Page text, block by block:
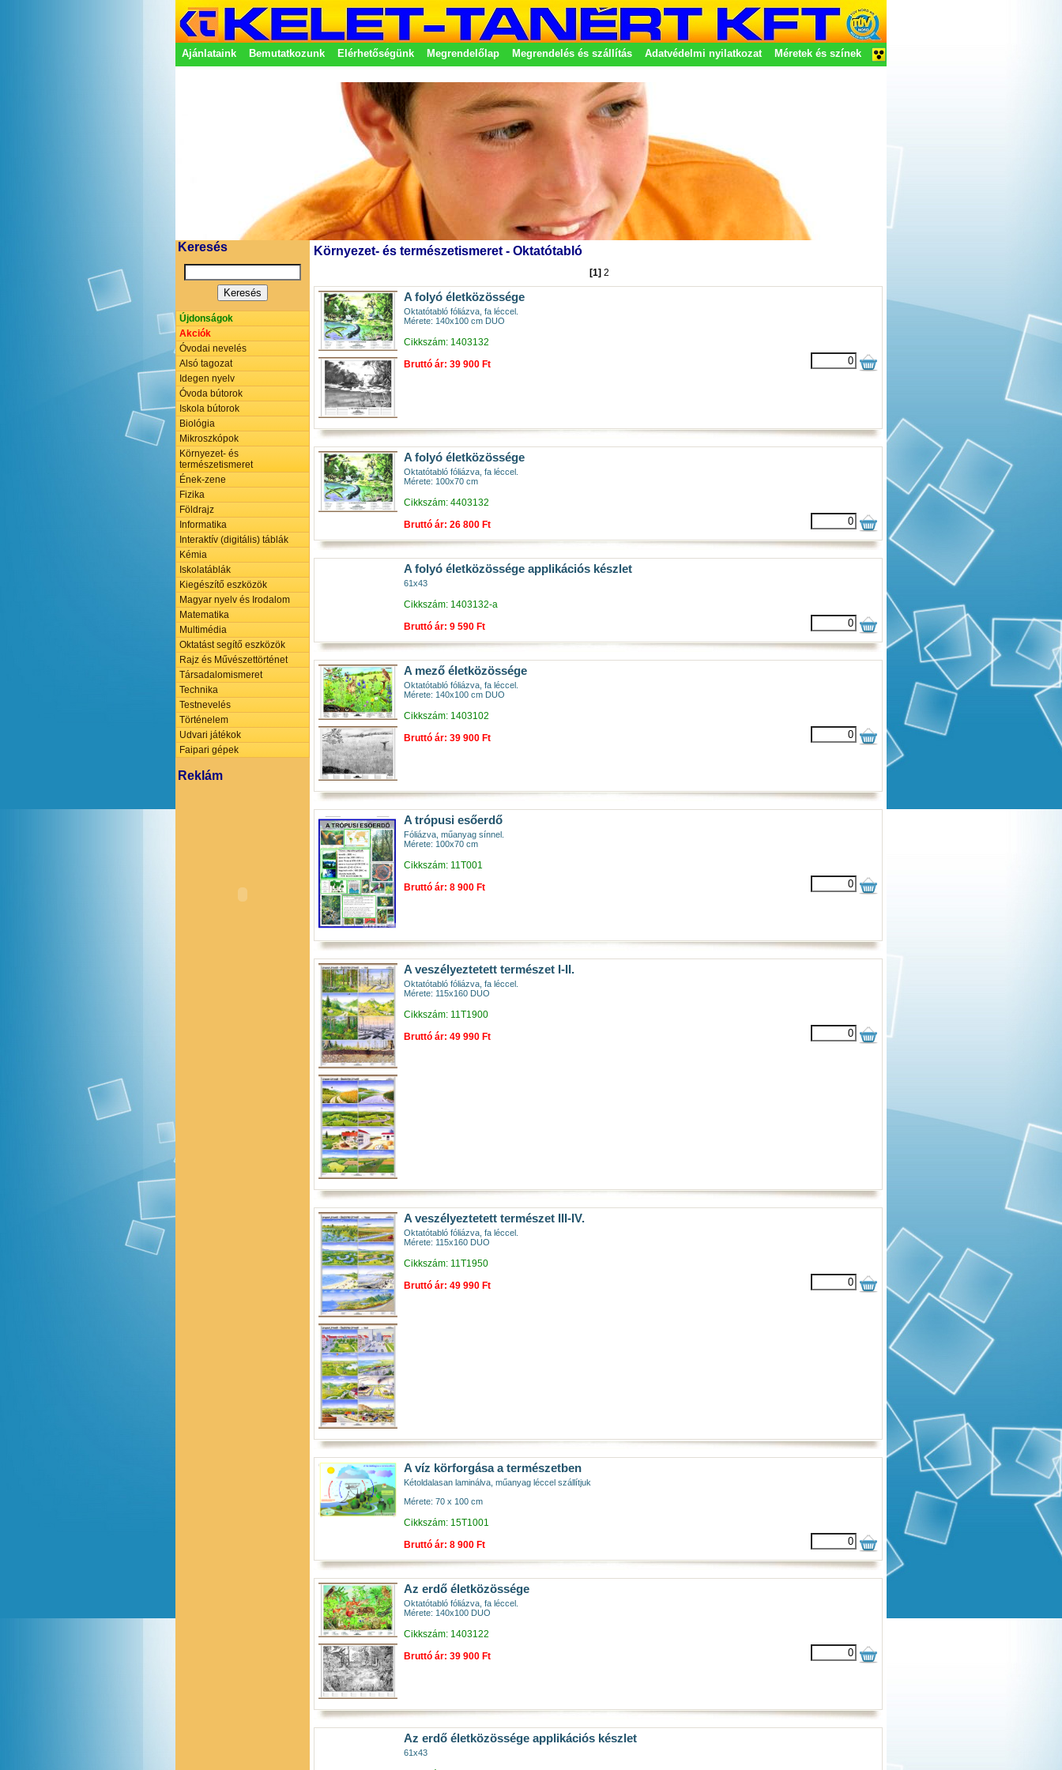
Ajánlataink Bemutatkozunk Elérhetőségünk Megrendelőlap Megrendelés és szállítás Adatvédelmi nyilatkozat
Méretek és színek
Keresés
Újdonságok
Akciók
Óvodai nevelés
Alsó tagozat
Idegen nyelv
Óvoda bútorok
Iskola bútorok
Biológia
Mikroszkópok
Környezet- és
természetismeret
Ének-zene
Fizika
Földrajz
Informatika
Interaktív (digitális) táblák
Kémia
Iskolatáblák
Kiegészítő eszközök
Magyar nyelv és Irodalom
Matematika
Multimédia
Oktatást segítő eszközök
Rajz és Művészettörténet
Társadalomismeret
Technika
Testnevelés
Történelem
Udvari játékok
Faipari gépek
Reklám
Környezet- és természetismeret - Oktatótabló
[1] 2
A folyó életközössége
Oktatótabló fóliázva, fa léccel.
Mérete: 140x100 cm DUO
Cikkszám: 1403132
Bruttó ár: 39 900 Ft
A folyó életközössége
Oktatótabló fóliázva, fa léccel.
Mérete: 100x70 cm
Cikkszám: 4403132
Bruttó ár: 26 800 Ft
A folyó életközössége applikációs készlet
61x43
Cikkszám: 1403132-a
Bruttó ár: 9 590 Ft
A mező életközössége
Oktatótabló fóliázva, fa léccel.
Mérete: 140x100 cm DUO
Cikkszám: 1403102
Bruttó ár: 39 900 Ft
A trópusi esőerdő
Fóliázva, műanyag sínnel.
Mérete: 100x70 cm
Cikkszám: 11T001
Bruttó ár: 8 900 Ft
A veszélyeztetett természet I-II.
Oktatótabló fóliázva, fa léccel.
Mérete: 115x160 DUO
Cikkszám: 11T1900
Bruttó ár: 49 990 Ft
A veszélyeztetett természet III-IV.
Oktatótabló fóliázva, fa léccel.
Mérete: 115x160 DUO
Cikkszám: 11T1950
Bruttó ár: 49 990 Ft
A víz körforgása a természetben
Kétoldalasan laminálva, műanyag léccel szállítjuk
Mérete: 70 x 100 cm
Cikkszám: 15T1001
Bruttó ár: 8 900 Ft
Az erdő életközössége
Oktatótabló fóliázva, fa léccel.
Mérete: 140x100 DUO
Cikkszám: 1403122
Bruttó ár: 39 900 Ft
Az erdő életközössége applikációs készlet
61x43